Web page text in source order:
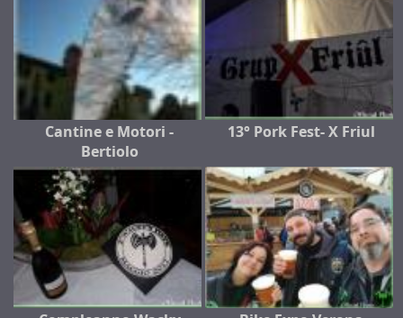
Cantine e Motori -
Bertiolo
13° Pork Fest- X Friul